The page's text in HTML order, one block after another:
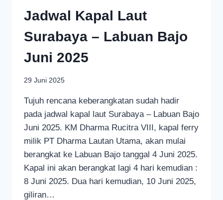
Jadwal Kapal Laut
Surabaya – Labuan Bajo
Juni 2025
29 Juni 2025
Tujuh rencana keberangkatan sudah hadir
pada jadwal kapal laut Surabaya – Labuan Bajo
Juni 2025. KM Dharma Rucitra VIII, kapal ferry
milik PT Dharma Lautan Utama, akan mulai
berangkat ke Labuan Bajo tanggal 4 Juni 2025.
Kapal ini akan berangkat lagi 4 hari kemudian :
8 Juni 2025. Dua hari kemudian, 10 Juni 2025,
giliran…